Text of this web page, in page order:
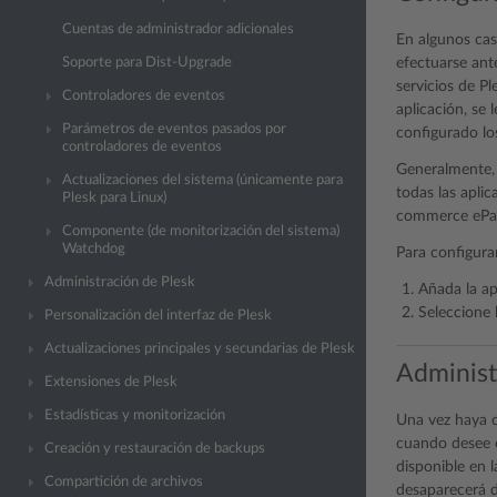
Cuentas de administrador adicionales
Soporte para Dist-Upgrade
Controladores de eventos
Parámetros de eventos pasados por
controladores de eventos
Actualizaciones del sistema (únicamente para
Plesk para Linux)
Componente (de monitorización del sistema)
Watchdog
Administración de Plesk
Personalización del interfaz de Plesk
Actualizaciones principales y secundarias de Plesk
Extensiones de Plesk
Estadísticas y monitorización
Creación y restauración de backups
Compartición de archivos
En algunos
efectuarse
servicios de
aplicación, se
configurado
todas las
commerce
Para
Añada la
Una vez haya
cuando
disponible en
desaparecerá